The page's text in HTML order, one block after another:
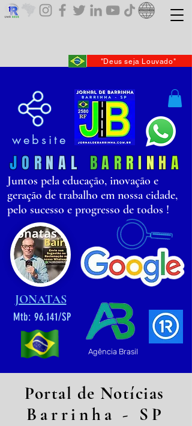
"Deus seja Louvado"
website
JO RNAL BARRI NHA
Juntos pela educação, inovação e
geração de trabalho em nossa cidade,
pelo sucesso e progresso de todos !
JONATAS
Mtb: 96.141/SP
Agência Brasil
Barrinha - SP
Portal de Notícias